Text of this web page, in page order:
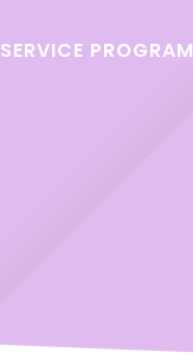
SERVICE PROGRAM